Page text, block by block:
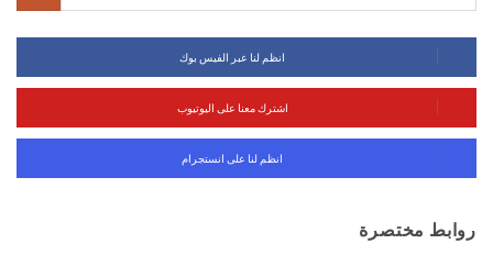
انظم لنا عبر الفيس بوك
اشترك معنا على اليوتيوب
انظم لنا على انستجرام
روابط مختصرة